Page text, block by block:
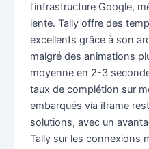
l’infrastructure Google,
lente. Tally offre des
excellents grâce à son
malgré des animations
moyenne en 2-3
taux de complétion sur
embarqués via iframe
solutions, avec un
Tally sur les connexions